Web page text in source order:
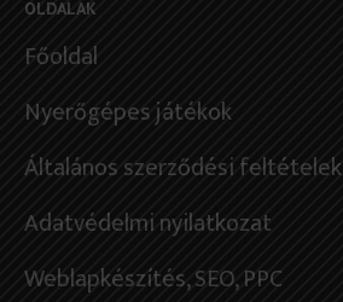
OLDALAK
Főoldal
Nyerőgépes játékok
Általános szerződési feltételek
Adatvédelmi nyilatkozat
Weblapkészítés, SEO, PPC